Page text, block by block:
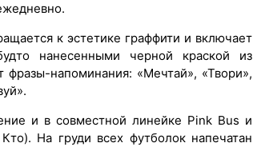
к эстетике граффити и включает
нанесенными черной краской из
напоминания: «Мечтай», «Твори»,
и в совместной линейке Pink Bus и
На груди всех футболок напечатан